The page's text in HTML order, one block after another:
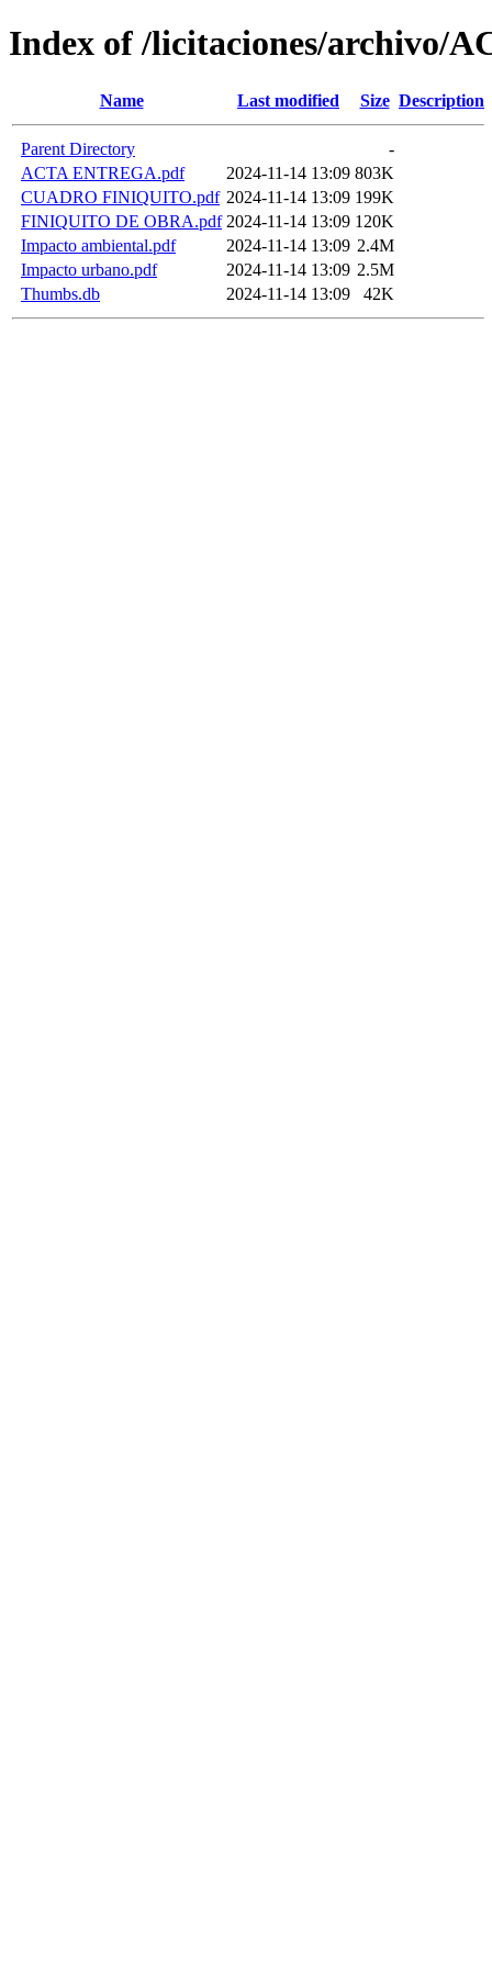
Index of /licitaciones/archivo/
Name Last modified Size Description
Parent Directory
-
ACTA ENTREGA.pdf
2024-11-14 13:09 803K
CUADRO FINIQUITO.pdf 2024-11-14 13:09 199K
FINIQUITO DE OBRA.pdf 2024-11-14 13:09 120K
Impacto ambiental.pdf
2024-11-14 13:09 2.4M
Impacto urbano.pdf
2024-11-14 13:09 2.5M
Thumbs.db
2024-11-14 13:09 42K